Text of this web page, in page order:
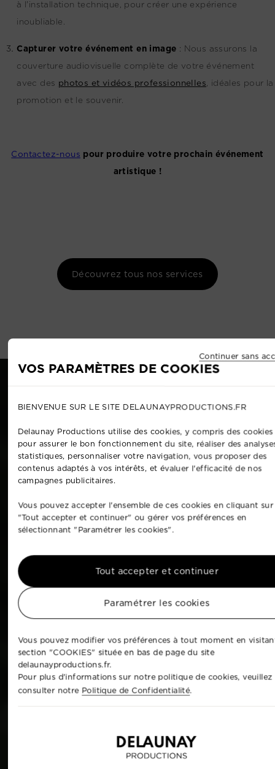
à l'installation technique, pour créer une expérience
inoubliable.
Capturer votre événement en image : Nous assurons la
couverture audiovisuelle complète de votre événement
avec des photos et vidéos professionnelles, idéales pour la
promotion et le souvenir.
Contactez-nous pour produire votre prochain événement
artistique !
Découvrez tous nos services
VOS PARAMÈTRES DE COOKIES
Continuer sans
BIENVENUE SUR LE SITE DELAUNAYPRODUCTIONS.FR
Delaunay Productions utilise des cookies, y compris des
pour assurer le bon fonctionnement du site, réaliser des
statistiques, personnaliser votre navigation, vous proposer des
contenus adaptés à vos intérêts, et évaluer l'efficacité de nos
campagnes publicitaires.
Vous pouvez accepter l'ensemble de ces cookies en cliquant sur
"Tout accepter et continuer" ou gérer vos préférences en
sélectionnant "Paramétrer les cookies".
Paramétrer les cookies
Tout accepter et continuer
Vous pouvez modifier vos préférences à tout moment en
section "COOKIES" située en bas de page du site
delaunayproductions.fr.
Pour plus d'informations sur notre politique de cookies, veuillez
consulter notre Politique de Confidentialité.